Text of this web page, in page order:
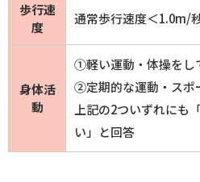
歩行速
度
通常歩行速度＜1.0m/
身体活
動
①軽い運動・体操をし
②定期的な運動・スポ
上記の2ついずれにも
い」と回答